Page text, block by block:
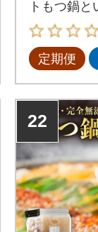
トもつ鍋
番気になる
産の生の牛
で新鮮な状
急速冷凍技
ぷりで甘い
がっており
定期便
22